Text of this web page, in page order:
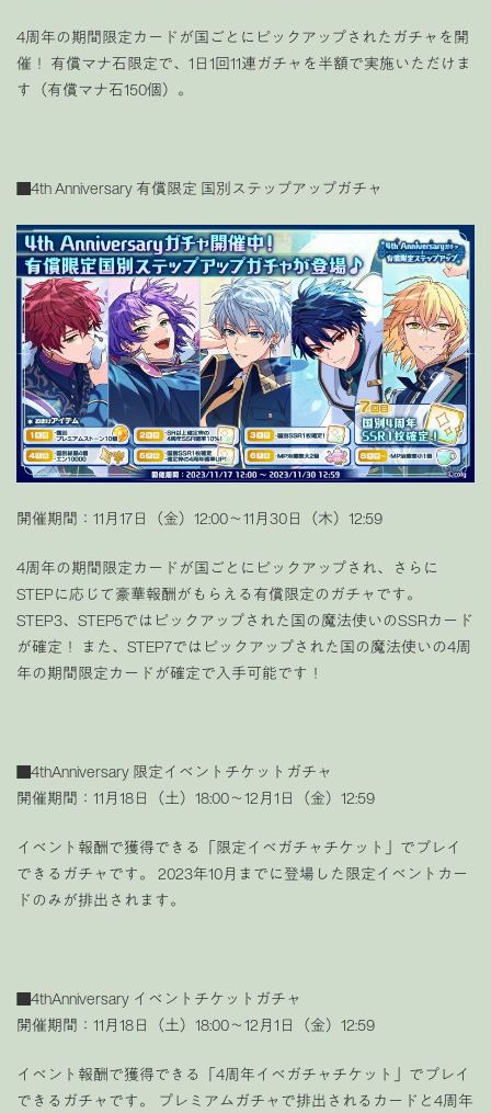
4周年の期間限定カードが国ごとにピックアップされたガチャを開
催！ 有償マナ石限定で、1日1回11連ガチャを半額で実施いただけま
す（有償マナ石150個）。
■4th Anniversary 有償限定 国別ステップアップガチャ
開催期間：11月17日（金）12:00〜11月30日（木）12:59
4周年の期間限定カードが国ごとにピックアップされ、さらに
STEPに応じて豪華報酬がもらえる有償限定のガチャです。
STEP3、STEP5ではピックアップされた国の魔法使いのSSRカード
が確定！ また、STEP7ではピックアップされた国の魔法使いの4周
年の期間限定カードが確定で入手可能です！
■4thAnniversary 限定イベントチケットガチャ
開催期間：11月18日（土）18:00〜12月1日（金）12:59
イベント報酬で獲得できる「限定イベガチャチケット」でプレイ
できるガチャです。 2023年10月までに登場した限定イベントカー
ドのみが排出されます。
■4thAnniversary イベントチケットガチャ
開催期間：11月18日（土）18:00〜12月1日（金）12:59
イベント報酬で獲得できる「4周年イベガチャチケット」でプレイ
できるガチャです。 プレミアムガチャで排出されるカードと4周年